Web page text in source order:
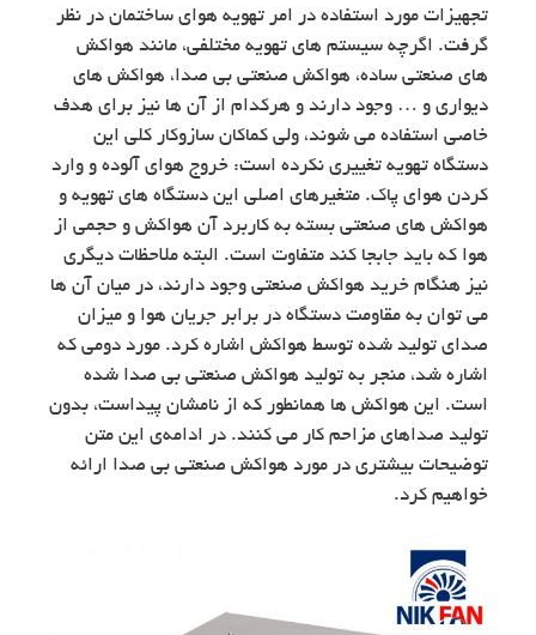
تجهیزات مورد استفاده در امر تهویه هوای ساختمان در نظر
گرفت. اگرچه سیستم های تهویه مختلفی،‌ مانند هواکش
های صنعتی ساده، هواکش صنعتی بی صدا، هواکش های
دیواری و … وجود دارند و هرکدام از آن ها نیز برای هدف
خاصی استفاده می شوند، ولی کماکان سازوکار کلی این
دستگاه تهویه تغییری نکرده است: خروج هوای آلوده و وارد
کردن هوای پاک. متغیرهای اصلی این دستگاه های تهویه و
هواکش های صنعتی بسته به کاربرد آن هواکش و حجمی از
هوا که باید جابجا کند متفاوت است. البته ملاحظات دیگری
نیز هنگام خرید هواکش صنعتی وجود دارند، در میان آن ها
می توان به مقاومت دستگاه در برابر جریان هوا و میزان
صدای تولید شده توسط هواکش اشاره کرد. مورد دومی که
اشاره شد، منجر به تولید هواکش صنعتی بی صدا شده
است. این هواکش ها همانطور که از نامشان پیداست،‌ بدون
تولید صداهای مزاحم کار می کنند. در ادامه‌ی این متن
توضیحات بیشتری در مورد هواکش صنعتی بی صدا ارائه
خواهیم کرد.